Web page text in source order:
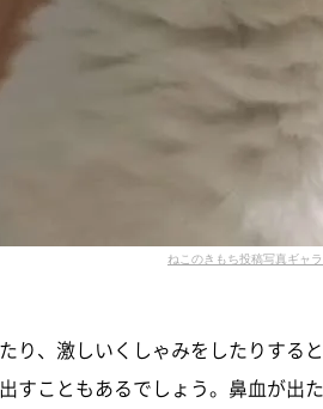
ねこのきもち投稿写真ギャ
り、激しいくしゃみをしたりする
すこともあるでしょう。鼻血が出